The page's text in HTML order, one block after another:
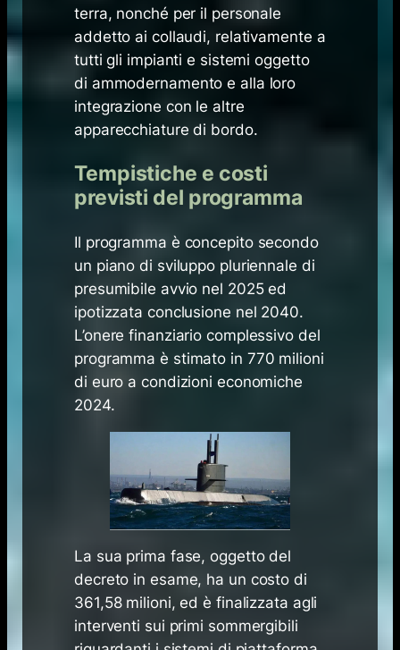
terra, nonché per il personale
addetto ai collaudi, relativamente a
tutti gli impianti e sistemi oggetto
di ammodernamento e alla loro
integrazione con le altre
apparecchiature di bordo.
Tempistiche e costi
previsti del programma
Il programma è concepito secondo
un piano di sviluppo pluriennale di
presumibile avvio nel 2025 ed
ipotizzata conclusione nel 2040.
L’onere finanziario complessivo del
programma è stimato in 770 milioni
di euro a condizioni economiche
2024.
La sua prima fase, oggetto del
decreto in esame, ha un costo di
361,58 milioni, ed è finalizzata agli
interventi sui primi sommergibili